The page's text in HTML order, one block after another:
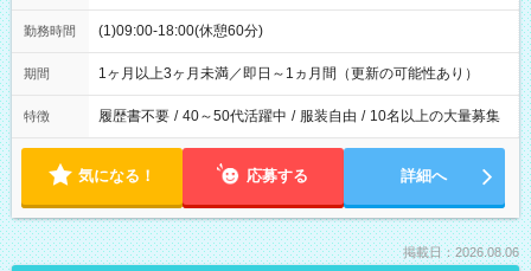
勤務時間 (1)09:00-18:00(休憩60分)
期間 1ヶ月以上3ヶ月未満／即日～1ヵ月間（更新の可能性あり）
特徴 履歴書不要 / 40～50代活躍中 / 服装自由 / 10名以上の大量募集
気になる！ 応募する 詳細へ
掲載日：2026.08.06